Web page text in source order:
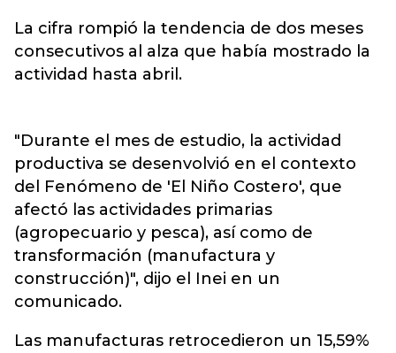
La cifra rompió la tendencia de dos meses
consecutivos al alza que había mostrado la
actividad hasta abril.
"Durante el mes de estudio, la actividad
productiva se desenvolvió en el contexto
del Fenómeno de 'El Niño Costero', que
afectó las actividades primarias
(agropecuario y pesca), así como de
transformación (manufactura y
construcción)", dijo el Inei en un
comunicado.
Las manufacturas retrocedieron un 15,59%